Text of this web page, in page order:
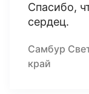
Спасибо,
сердец.
Самбур
край